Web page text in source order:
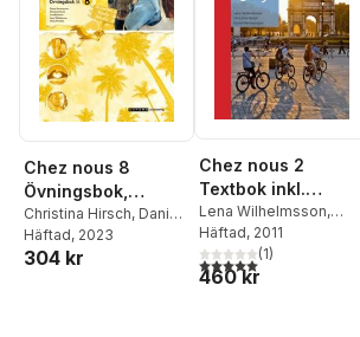
Chez nous 8
Övningsbok,
upplaga 2
Christina Hirsch, Daniel
Hermansson
Norén ,Lena
Häftad, 2023
304 kr
Chez nous 2
Textbok inkl.
ljudfiler och
elevwebb
Lena Wilhelmsson,
Christina Hirsch
Hermansson
Häftad, 2011
5,0utav 5 stjärnor.
(1)
460 kr